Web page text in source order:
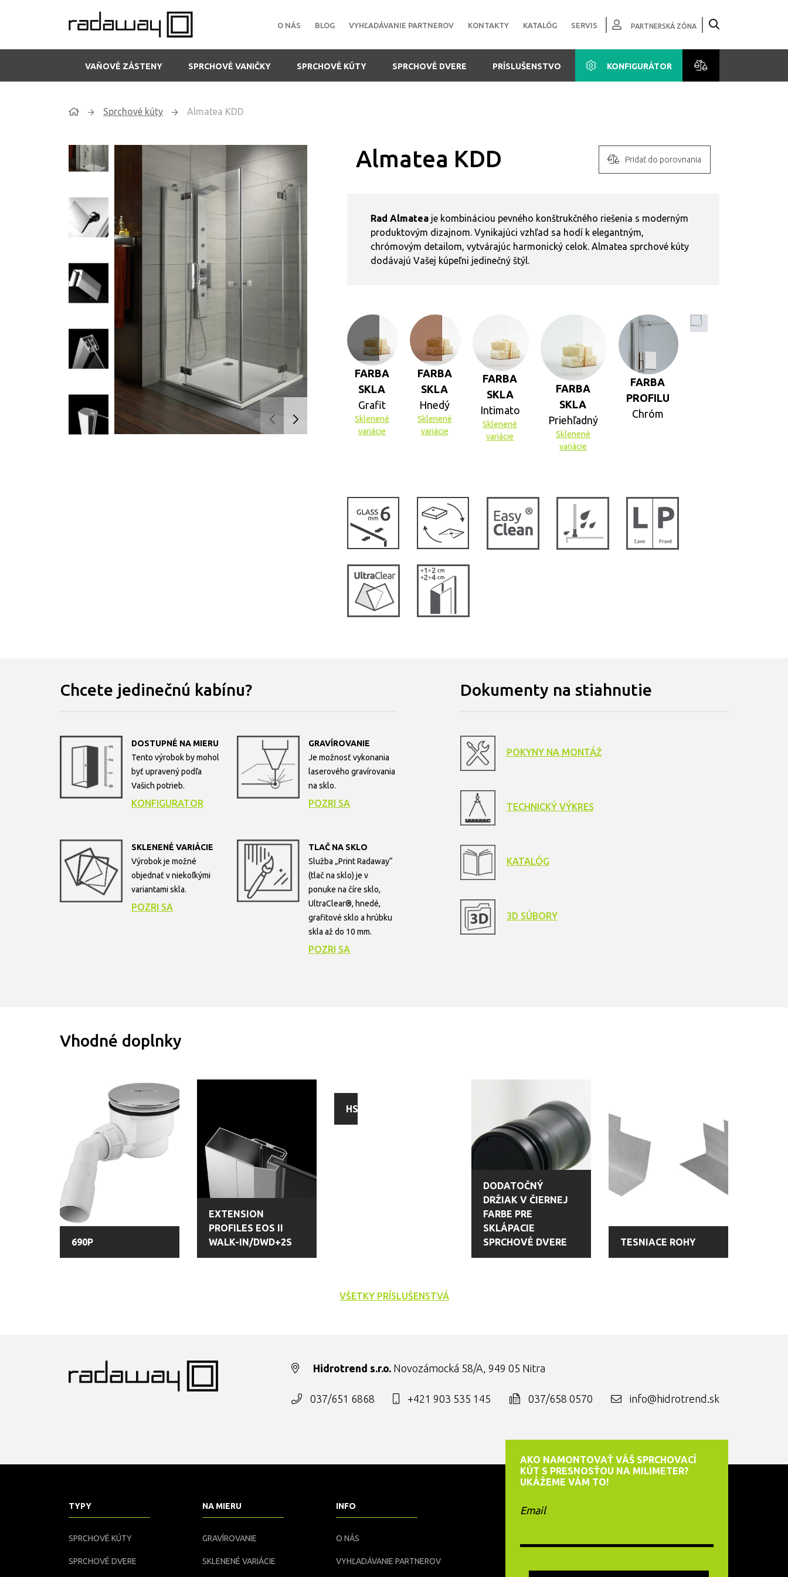
O NÁS BLOG VYHĽADÁVANIE PARTNEROV KONTAKTY KATALÓG SERVIS PARTNERSKÁ ZÓNA
VAŇOVÉ ZÁSTENY SPRCHOVÉ VANIČKY SPRCHOVÉ KÚTY SPRCHOVÉ DVERE PRÍSLUŠENSTVO KONFIGURÁTOR
Sprchové kúty Almatea KDD
Almatea KDD Pridať do porovnania
Rad Almateaje kombináciou pevného konštrukčného riešenia s moderným
produktovým dizajnom. Vynikajúci vzhľad sa hodí k elegantným,
chrómovým detailom, vytvárajúc harmonický celok. Almatea sprchové kúty
dodávajú Vašej kúpeľni jedinečný štýl.
FARBA
SKLA
Grafit
Sklenené
variácie
FARBA
SKLA
Hnedý
Sklenené
variácie
FARBA
SKLA
Intimato
Sklenené
variácie
FARBA
SKLA
Priehľadný
Sklenené
variácie
FARBA
PROFILU
Chróm
Chcete jedinečnú kabínu?
DOSTUPNÉ NA MIERU
Tento výrobok by mohol
byť upravený podľa
Vašich potrieb.
KONFIGURATOR
GRAVÍROVANIE
Je možnosť vykonania
laserového gravírovania
na sklo.
POZRI SA
SKLENENÉ VARIÁCIE
Výrobok je možné
objednať v niekoľkými
variantami skla.
POZRI SA
TLAČ NA SKLO
Služba „Print Radaway“
(tlač na sklo) je v
ponuke na číre sklo,
UltraClear®, hnedé,
grafitové sklo a hrúbku
skla až do 10 mm.
POZRI SA
Dokumenty na stiahnutie
POKYNY NA MONTÁŽ
TECHNICKÝ VÝKRES
KATALÓG
3D SÚBORY
Vhodné doplnky
690P
EXTENSION
PROFILES EOS II
WALK-IN/DWD+2S
HS1
DODATOČNÝ
DRŽIAK V ČIERNEJ
FARBE PRE
SKLÁPACIE
SPRCHOVÉ DVERE
TESNIACE ROHY
VŠETKY PRÍSLUŠENSTVÁ
Hidrotrend s.r.o.Novozámocká 58/A, 949 05 Nitra
037/651 6868 +421 903 535 145 037/658 0570 info@hidrotrend.sk
TYPY
SPRCHOVÉ KÚTY
SPRCHOVÉ DVERE
NA MIERU
GRAVÍROVANIE
SKLENENÉ VARIÁCIE
INFO
O NÁS
VYHĽADÁVANIE PARTNEROV
AKO NAMONTOVAŤ VÁŠ SPRCHOVACÍ
KÚT S PRESNOSŤOU NA MILIMETER?
UKÁŽEME VÁM TO!
Email